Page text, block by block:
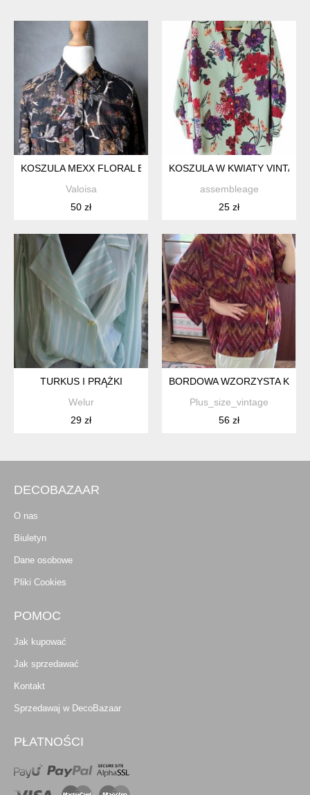
KOSZULA MEXX FLORAL BATYST JEDWAB XS S
Valoisa
50 zł
KOSZULA W KWIATY
assembleage
25 zł
TURKUS I PRĄŻKI
Welur
29 zł
BORDOWA WZORZYSTA
Plus_size_vintage
56 zł
DECOBAZAAR
O nas
Biuletyn
Dane osobowe
Pliki Cookies
POMOC
Jak kupować
Jak sprzedawać
Kontakt
Sprzedawaj w DecoBazaar
PŁATNOŚCI